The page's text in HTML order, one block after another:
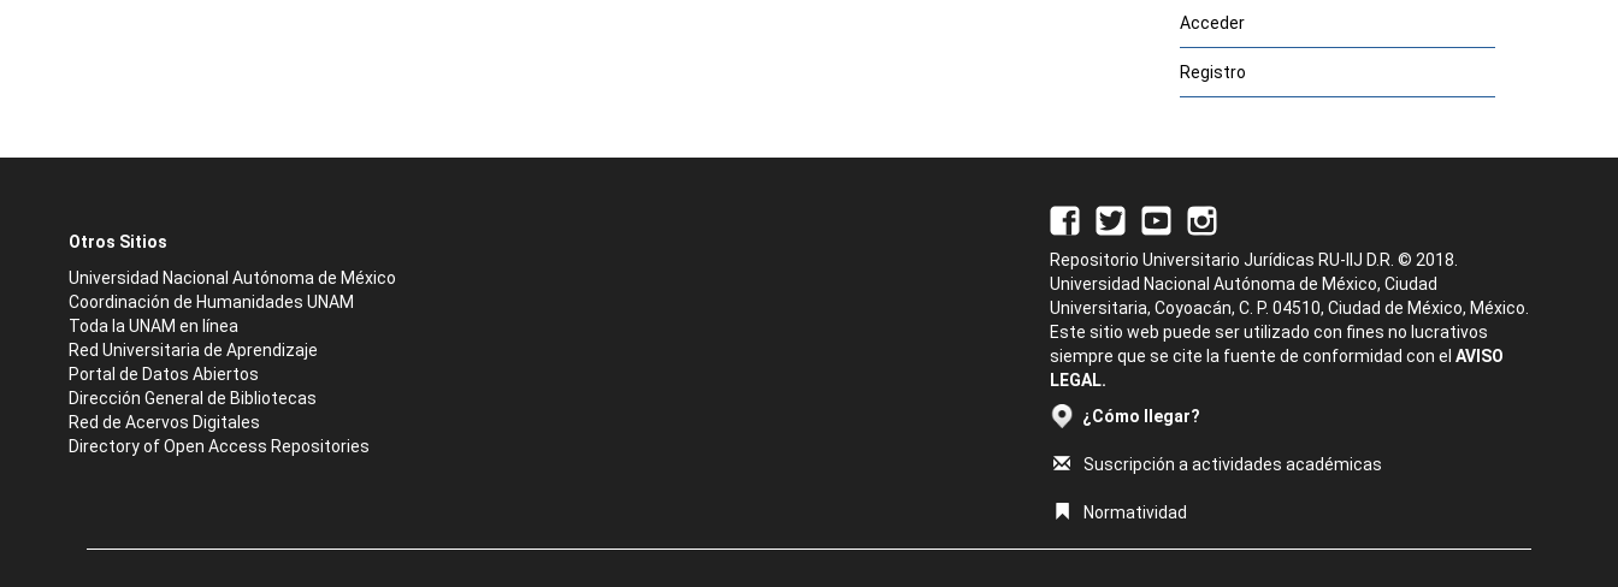
Acceder
Registro
Otros Sitios
Universidad Nacional Autónoma de México
Coordinación de Humanidades UNAM
Toda la UNAM en línea
Red Universitaria de Aprendizaje
Portal de Datos Abiertos
Dirección General de Bibliotecas
Red de Acervos Digitales
Directory of Open Access Repositories
Repositorio Universitario Jurídicas RU-IIJ D.R. © 2018.
Universidad Nacional Autónoma de México, Ciudad
Universitaria, Coyoacán, C. P. 04510, Ciudad de México, México.
Este sitio web puede ser utilizado con fines no lucrativos
siempre que se cite la fuente de conformidad con el AVISO
LEGAL.
¿Cómo llegar?
Suscripción a actividades académicas
Normatividad